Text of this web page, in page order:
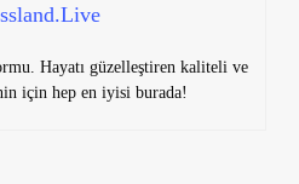
Hayatı güzelleştiren kaliteli ve
için hep en iyisi burada!